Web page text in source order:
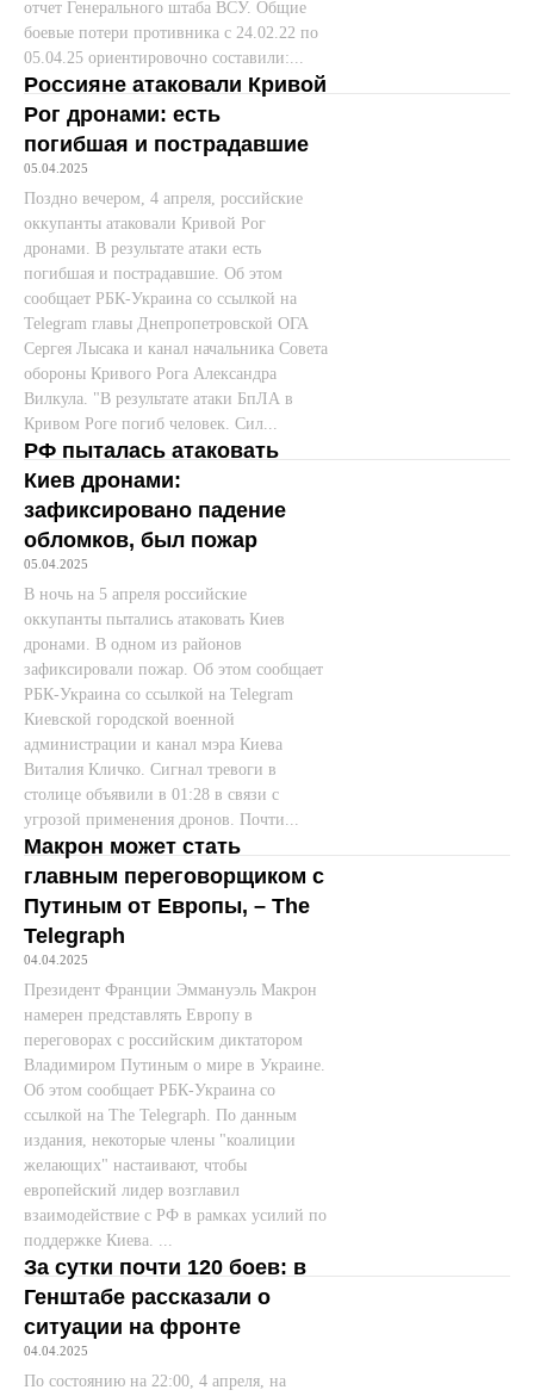
отчет Генерального штаба ВСУ. Общие
боевые потери противника с 24.02.22 по
05.04.25 ориентировочно составили:...
Россияне атаковали Кривой
Рог дронами: есть
погибшая и пострадавшие
05.04.2025
Поздно вечером, 4 апреля, российские
оккупанты атаковали Кривой Рог
дронами. В результате атаки есть
погибшая и пострадавшие. Об этом
сообщает РБК-Украина со ссылкой на
Telegram главы Днепропетровской ОГА
Сергея Лысака и канал начальника Совета
обороны Кривого Рога Александра
Вилкула. "В результате атаки БпЛА в
Кривом Роге погиб человек. Сил...
РФ пыталась атаковать
Киев дронами:
зафиксировано падение
обломков, был пожар
05.04.2025
В ночь на 5 апреля российские
оккупанты пытались атаковать Киев
дронами. В одном из районов
зафиксировали пожар. Об этом сообщает
РБК-Украина со ссылкой на Telegram
Киевской городской военной
администрации и канал мэра Киева
Виталия Кличко. Сигнал тревоги в
столице объявили в 01:28 в связи с
угрозой применения дронов. Почти...
Макрон может стать
главным переговорщиком с
Путиным от Европы, – The
Telegraph
04.04.2025
Президент Франции Эммануэль Макрон
намерен представлять Европу в
переговорах с российским диктатором
Владимиром Путиным о мире в Украине.
Об этом сообщает РБК-Украина со
ссылкой на The Telegraph. По данным
издания, некоторые члены "коалиции
желающих" настаивают, чтобы
европейский лидер возглавил
взаимодействие с РФ в рамках усилий по
поддержке Киева. ...
За сутки почти 120 боев: в
Генштабе рассказали о
ситуации на фронте
04.04.2025
По состоянию на 22:00, 4 апреля, на